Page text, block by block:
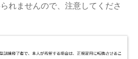
れませんので、注意してくださ